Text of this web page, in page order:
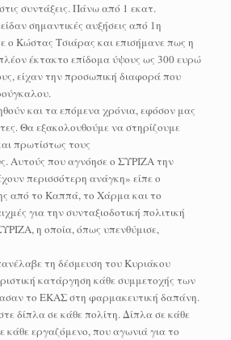
συντάξεις. Πάνω από 1 εκατ.
σημαντικές αυξήσεις από 1η
ο Κώστας Τσιάρας και επισήμανε πως η
έκτακτο επίδομα ύψους ως 300 ευρώ
είχαν την προσωπική διαφορά που
και τα επόμενα χρόνια, εφόσον μας
Θα εξακολουθούμε να στηρίζουμε
πρωτίστως τους
Αυτούς που αγνόησε ο ΣΥΡΙΖΑ την
περισσότερη ανάγκη» είπε ο
από το Καππά, το Χάρμα και το
για την συνταξιοδοτική πολιτική
η οποία, όπως υπενθύμισε,
τη δέσμευση του Κυριάκου
κατάργηση κάθε συμμετοχής των
το ΕΚΑΣ στη φαρμακευτική δαπάνη.
δίπλα σε κάθε πολίτη. Δίπλα σε κάθε
κάθε εργαζόμενο, που αγωνιά για το